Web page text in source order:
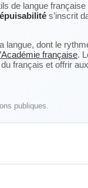
de langue
s’inscrit
langue, dont le
française.
français et offrir
publiques.